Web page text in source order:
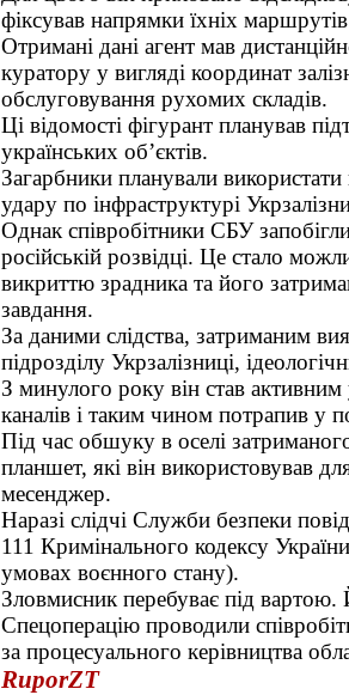
фіксував напрямки їхніх
Отримані дані агент мав
куратору у вигляді координат
обслуговування рухомих складів.
Ці відомості фігурант планував
українських об’єктів.
Загарбники планували
удару по інфраструктурі
Однак співробітники СБУ
російській розвідці. Це стало
викриттю зрадника та його
завдання.
За даними слідства, затриманим
підрозділу Укрзалізниці,
З минулого року він став
каналів і таким чином потрапив у
Під час обшуку в оселі
планшет, які він використовував
месенджер.
Наразі слідчі Служби безпеки
111 Кримінального кодексу
умовах воєнного стану).
Зловмисник перебуває під
Спецоперацію проводили
за процесуального керівництва
RuporZT